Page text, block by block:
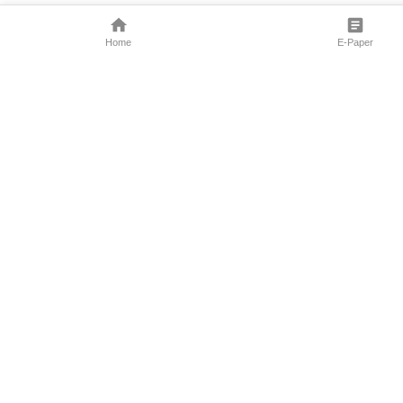
Home E-Paper